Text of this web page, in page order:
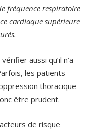
fréquence respiratoire
cardiaque supérieure
aussi qu’il n’a
les patients
thoracique
être prudent.
de risque